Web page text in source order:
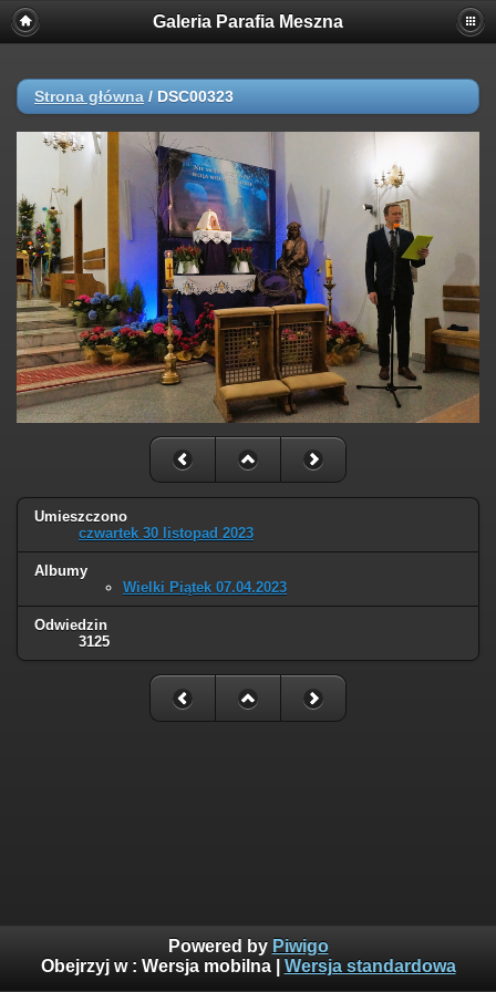
Galeria Parafia Meszna
Strona główna / DSC00323
Umieszczono
czwartek 30 listopad 2023
Albumy
Wielki Piątek 07.04.2023
Odwiedzin
3125
Powered by Piwigo
Obejrzyj w : Wersja mobilna| Wersja standardowa